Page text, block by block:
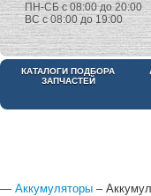
ПН-СБ с 08:00 до 20:00
ВС с 08:00 до 19:00
КАТАЛОГИ ПОДБОРА
ЗАПЧАСТЕЙ
— Аккумуляторы –